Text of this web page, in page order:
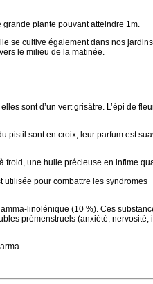
plante pouvant atteindre 1m.
se cultive également dans nos
le milieu de la matinée.
sont d’un vert grisâtre. L’épi de
pistil sont en croix, leur parfum est
froid, une huile précieuse en infime
utilisée pour combattre les syndromes
linolénique (10 %). Ces
prémenstruels (anxiété, nervosité,